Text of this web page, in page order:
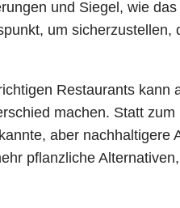
und Siegel, wie
um
Restaurants kann
machen. Statt
aber nachhaltigere
pflanzliche